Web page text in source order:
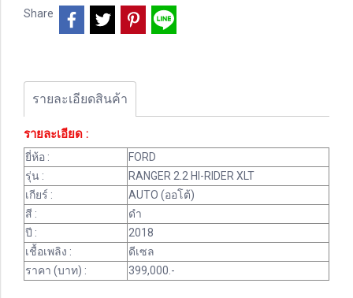
Share
รายละเอียดสินค้า
รายละเอียด :
ยี่ห้อ :
FORD
รุ่น :
RANGER 2.2 HI-RIDER XLT
เกียร์ :
AUTO (ออโต้)
สี :
ดำ
ปี :
2018
เชื้อเพลิง :
ดีเซล
ราคา (บาท) :
399,000.-